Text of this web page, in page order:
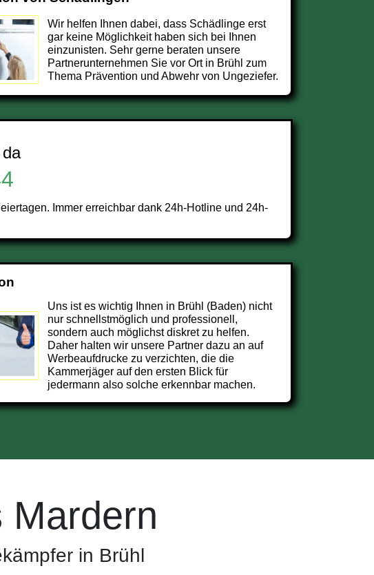
Wir helfen Ihnen dabei, dass Schädlinge erst
gar keine Möglichkeit haben sich bei Ihnen
einzunisten. Sehr gerne beraten unsere
Partnerunternehmen Sie vor Ort in Brühl zum
Thema Prävention und Abwehr von Ungeziefer.
Immer erreichbar dank 24h-Hotline und 24h-
Uns ist es wichtig Ihnen in Brühl (Baden) nicht
nur schnellstmöglich und professionell,
sondern auch möglichst diskret zu helfen.
Daher halten wir unsere Partner dazu an auf
Werbeaufdrucke zu verzichten, die die
Kammerjäger auf den ersten Blick für
jedermann also solche erkennbar machen.
Mardern
in Brühl